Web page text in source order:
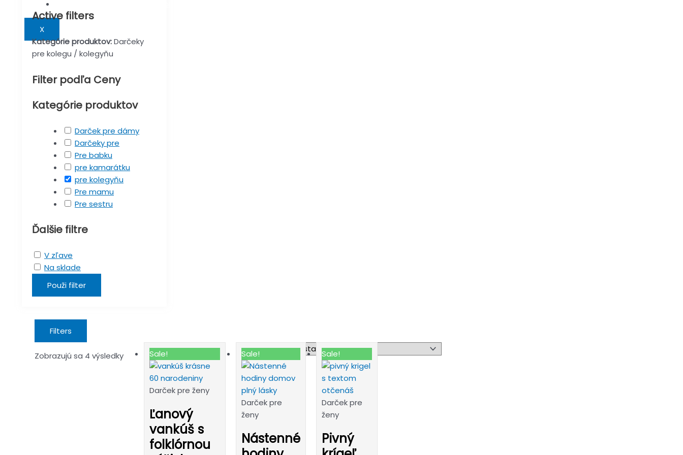
X
Active filters
Kategórie produktov:Darčeky
pre kolegu / kolegyňu
Filter podľa Ceny
Kategórie produktov
Darček pre dámy
Darčeky pre
Pre babku
pre kamarátku
pre kolegyňu
Pre mamu
Pre sestru
Ďalšie filtre
V zľave
Na sklade
Použi filter
Filters
Zobrazujú sa 4 výsledky Sale!
Darček pre ženy
Ľanový
vankúš s
folklórnou
Sale!
Darček pre
ženy
Nástenné
Sale!
Darček pre
ženy
Pivný